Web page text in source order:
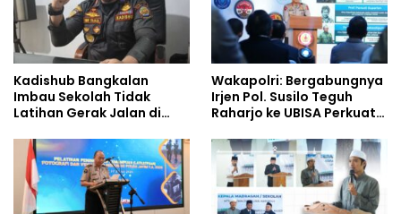
Kadishub Bangkalan
Imbau Sekolah Tidak
Latihan Gerak Jalan di
Wakapolri: Bergabungnya
Irjen Pol. Susilo Teguh
Raharjo ke UBISA Perkuat
Studi Kepolisian